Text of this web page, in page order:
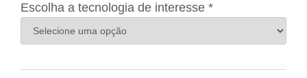
Escolha a tecnologia de interesse *